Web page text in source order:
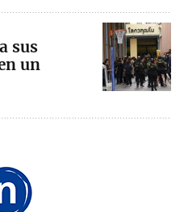
sus
un